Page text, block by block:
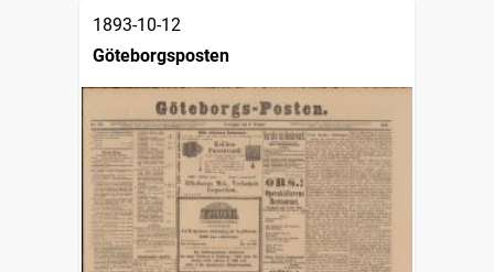
1893-10-12
Göteborgsposten